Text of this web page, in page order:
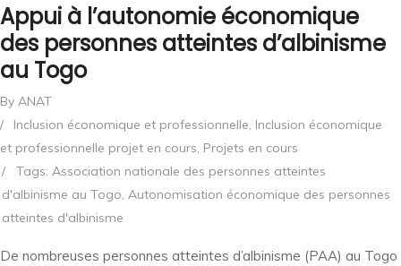
Appui à l’autonomie économique
des personnes atteintes d’albinisme
au Togo
By ANAT
/
Inclusion économique et professionnelle, Inclusion économique
et professionnelle projet en cours, Projets en cours
/
Tags: Association nationale des personnes atteintes
d'albinisme au Togo, Autonomisation économique des personnes
atteintes d'albinisme
De nombreuses personnes atteintes d’albinisme (PAA) au Togo